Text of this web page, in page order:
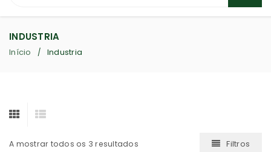
INDUSTRIA
Início / Industria
A mostrar todos os 3 resultados Filtros